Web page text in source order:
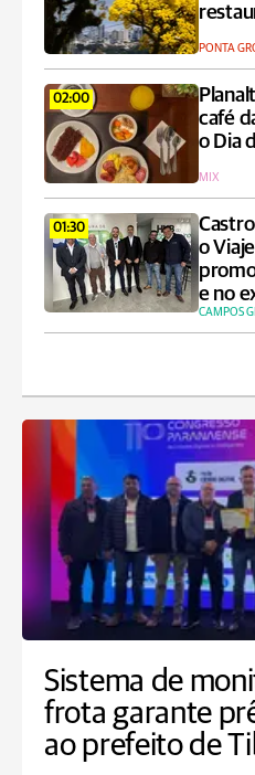
PONTA
02:00
café
o Dia
MIX
01:30
o
e no
CAMPOS
Sistema de
frota garante
ao prefeito de